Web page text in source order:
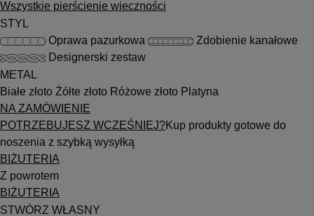
Wszystkie pierścienie wieczności
STYL
Oprawa pazurkowa
Zdobienie kanałowe
Designerski zestaw
METAL
Białe złoto Żółte złoto Różowe złoto Platyna
NA ZAMÓWIENIE
POTRZEBUJESZ WCZEŚNIEJ?Kup produkty gotowe do
noszenia z szybką wysyłką
BIŻUTERIA
Z powrotem
BIŻUTERIA
STWÓRZ WŁASNY